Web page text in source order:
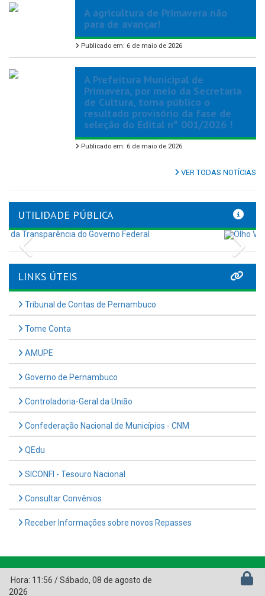
A agricultura de Primavera não
para de avançar!
Publicado em: 6 de maio de 2026
A Prefeitura Municipal de
Primavera, por meio da Secretaria
de Cultura, torna público o
resultado provisório da fase de
seleção do Edital nº 001/2026 !
Publicado em: 6 de maio de 2026
VER TODAS NOTÍCIAS
UTILIDADE PÚBLICA
Previous
LINKS ÚTEIS
Tribunal de Contas de Pernambuco
Tome Conta
AMUPE
Governo de Pernambuco
Controladoria-Geral da União
Confederação Nacional de Municípios - CNM
QEdu
SICONFI - Tesouro Nacional
Consultar Convênios
Receber Informações sobre novos Repasses
Hora: 11:56 /Sábado, 08 de agosto de
2026